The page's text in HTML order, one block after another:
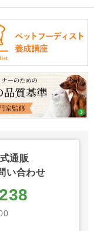
通販
い合わせ